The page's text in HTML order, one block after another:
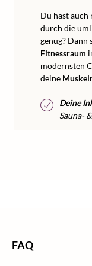
Du hast auch
durch die
genug? Dann
Fitnessraum
modernsten
deine
Deine
Sauna-
FAQ